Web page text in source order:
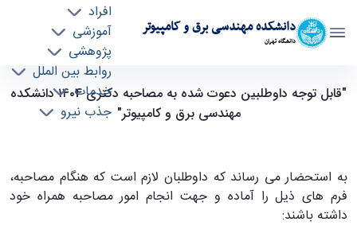
دانشکده مهندسی برق و کامپیوتر
دانشگاه تهران
افراد
آموزشی
پژوهشی
روابط بین الملل
خدمات
جذب نیرو
"قابل توجه داوطلبین دعوت شده نیمه متمرکز به
مصاحبه دکتری ١٤٠4 دانشکده مهندسی برق و
"قابل توجه داوطلبین دعوت شده به مصاحبه دکتری ١٤٠4 دانشکده
مهندسی برق و کامپیوتر"
به استحضار می رساند که داوطلبان لازم است که هنگام مصاحبه،
فرم های ذیل را آماده و جهت انجام امور مصاحبه همراه خود
داشته باشند: